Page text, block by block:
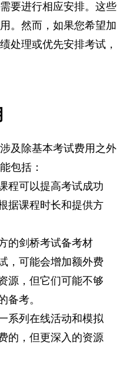
要进行相应安排。这些
。然而，如果您希望加
处理或优先安排考试，
及除基本考试费用之外
包括：
程可以提高考试成功
据课程时长和提供方
的剑桥考试备考材
，可能会增加额外费
源，但它们可能不够
备考。
系列在线活动和模拟
的，但更深入的资源